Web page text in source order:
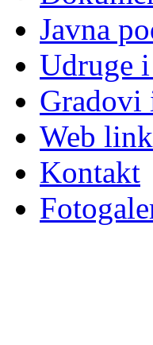
Javna
Udruge
Gradovi
Web
Kontakt